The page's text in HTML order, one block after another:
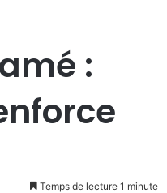
:
Temps de lecture 1 minute